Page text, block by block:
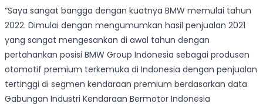
“Saya sangat bangga dengan kuatnya BMW memulai tahun
2022. Dimulai dengan mengumumkan hasil penjualan 2021
yang sangat mengesankan di awal tahun dengan
pertahankan posisi BMW Group Indonesia sebagai produsen
otomotif premium terkemuka di Indonesia dengan penjualan
tertinggi di segmen kendaraan premium berdasarkan data
Gabungan Industri Kendaraan Bermotor Indonesia